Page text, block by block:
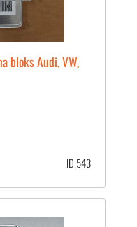
bloks Audi, VW,
ID 543